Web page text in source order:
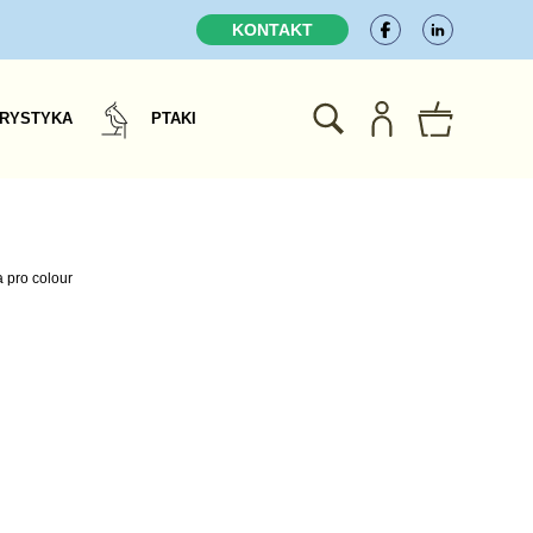
KONTAKT
PTAKI
pro colour